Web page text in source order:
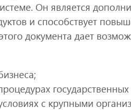
Он является
и способствует
документа дает
государственных
с крупными